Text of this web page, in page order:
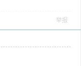
举报